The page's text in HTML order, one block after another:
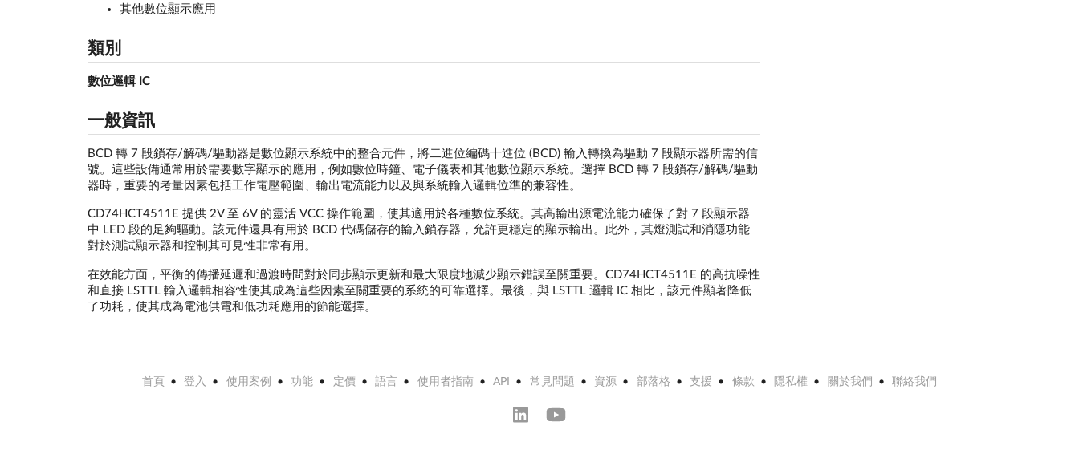
其他數位顯示應用
類別
數位邏輯 IC
一般資訊
BCD 轉 7 段鎖存/解碼/驅動器是數位顯示系統中的整合元件，將二進位編碼十進位 (BCD) 輸入轉換為驅動 7 段顯示器所需的信
號。這些設備通常用於需要數字顯示的應用，例如數位時鐘、電子儀表和其他數位顯示系統。選擇 BCD 轉 7 段鎖存/解碼/驅動
器時，重要的考量因素包括工作電壓範圍、輸出電流能力以及與系統輸入邏輯位準的兼容性。
CD74HCT4511E 提供 2V 至 6V 的靈活 VCC 操作範圍，使其適用於各種數位系統。其高輸出源電流能力確保了對 7 段顯示器
中 LED 段的足夠驅動。該元件還具有用於 BCD 代碼儲存的輸入鎖存器，允許更穩定的顯示輸出。此外，其燈測試和消隱功能
對於測試顯示器和控制其可見性非常有用。
在效能方面，平衡的傳播延遲和過渡時間對於同步顯示更新和最大限度地減少顯示錯誤至關重要。CD74HCT4511E 的高抗噪性
和直接 LSTTL 輸入邏輯相容性使其成為這些因素至關重要的系統的可靠選擇。最後，與 LSTTL 邏輯 IC 相比，該元件顯著降低
了功耗，使其成為電池供電和低功耗應用的節能選擇。
首頁 登入 使用案例 功能 定價 語言 使用者指南 API 常見問題 資源 部落格 支援 條款 隱私權 關於我們 聯絡我們